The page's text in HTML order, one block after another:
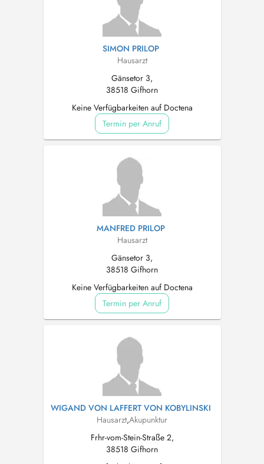
SIMON PRILOP
Hausarzt
Gänsetor 3,
38518 Gifhorn
Keine Verfügbarkeiten auf Doctena
Termin per Anruf
MANFRED PRILOP
Hausarzt
Gänsetor 3,
38518 Gifhorn
Keine Verfügbarkeiten auf Doctena
Termin per Anruf
WIGAND VON LAFFERT VON KOBYLINSKI
Hausarzt,Akupunktur
Frhr-vom-Stein-Straße 2,
38518 Gifhorn